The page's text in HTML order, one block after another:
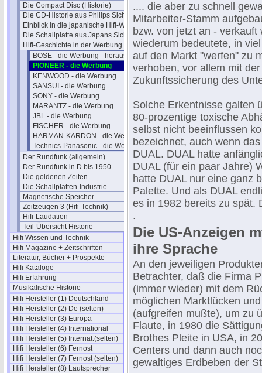
Die Compact Disc (Historie)
Die CD-Historie aus Philips Sicht
Einblick in die japanische Hifi-Welt
Die Schallplatte aus Japans Sicht
Hifi-Geschichte in der Werbung
BOSE - die Werbung - herausragend
PIONEER - die Werbung
KENWOOD - die Werbung
SANSUI - die Werbung
SONY - die Werbung
MARANTZ - die Werbung
JBL - die Werbung
FISCHER - die Werbung
HARMAN-KARDON - die Werbung
Technics-Panasonic - die Werbung
Der Rundfunk (allgemein)
Der Rundfunk in D bis 1950
Die goldenen Zeiten
Die Schallplatten-Industrie
Magnetische Speicher
Zeitzeugen 3 (Hifi-Technik)
Hifi-Laudatien
Teil-Übersicht Historie
Hifi Wissen und Technik
Hifi Magazine + Zeitschriften
Literatur, Bücher + Prospekte
Hifi Kataloge
Hifi Erfahrung
Musikalische Historie
Hifi Hersteller (1) Deutschland
Hifi Hersteller (2) De (selten)
Hifi Hersteller (3) Europa
Hifi Hersteller (4) International
Hifi Hersteller (5) Internat.(selten)
Hifi Hersteller (6) Fernost
Hifi Hersteller (7) Fernost (selten)
Hifi Hersteller (8) Lautsprecher
.... die aber zu schnell
Mitarbeiter-Stamm
bzw. von jetzt an -
wiederum bedeutete, in
auf den Markt "werfen" zu
verhoben, vor allem mit
Zukunftssicherung des
Solche Erkentnisse galten
80-prozentige toxische
selbst nicht beeinflussen
bezeichnet, auch wenn
DUAL. DUAL hatte
DUAL (für ein paar Jahre)
hatte DUAL nur eine ganz
Palette. Und als DUAL
es in 1982 bereits zu spät.
.
Die US-Anzeigen
ihre Sprache
An den jeweiligen
Betrachter, daß die Firma
(immer wieder) mit dem
möglichen Marktlücken
(aufgreifen mußte), um zu
Flaute, in 1980 die
Brothes Pleite in USA, in
Centers und dann auch
gewaltiges Erdbeben der